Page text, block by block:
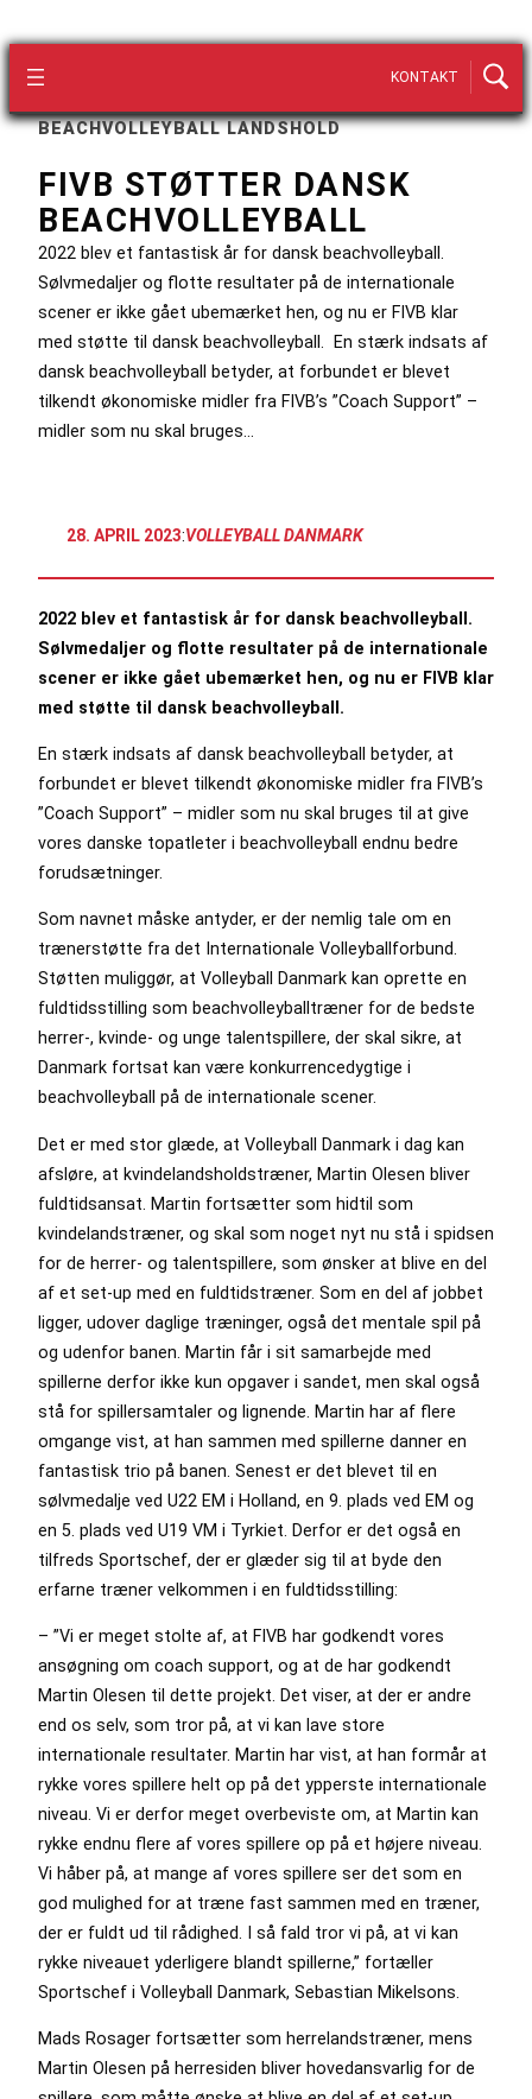
KONTAKT
BEACHVOLLEYBALL LANDSHOLD
FIVB STØTTER DANSK
BEACHVOLLEYBALL
2022 blev et fantastisk år for dansk beachvolleyball.
Sølvmedaljer og flotte resultater på de internationale
scener er ikke gået ubemærket hen, og nu er FIVB klar
med støtte til dansk beachvolleyball. En stærk indsats af
dansk beachvolleyball betyder, at forbundet er blevet
tilkendt økonomiske midler fra FIVB’s ”Coach Support” –
midler som nu skal bruges…
28. APRIL 2023:VOLLEYBALL DANMARK
2022 blev et fantastisk år for dansk beachvolleyball.
Sølvmedaljer og flotte resultater på de internationale
scener er ikke gået ubemærket hen, og nu er FIVB klar
med støtte til dansk beachvolleyball.
En stærk indsats af dansk beachvolleyball betyder, at
forbundet er blevet tilkendt økonomiske midler fra FIVB’s
”Coach Support” – midler som nu skal bruges til at give
vores danske topatleter i beachvolleyball endnu bedre
forudsætninger.
Som navnet måske antyder, er der nemlig tale om en
trænerstøtte fra det Internationale Volleyballforbund.
Støtten muliggør, at Volleyball Danmark kan oprette en
fuldtidsstilling som beachvolleyballtræner for de bedste
herrer-, kvinde- og unge talentspillere, der skal sikre, at
Danmark fortsat kan være konkurrencedygtige i
beachvolleyball på de internationale scener.
Det er med stor glæde, at Volleyball Danmark i dag kan
afsløre, at kvindelandsholdstræner, Martin Olesen bliver
fuldtidsansat. Martin fortsætter som hidtil som
kvindelandstræner, og skal som noget nyt nu stå i spidsen
for de herrer- og talentspillere, som ønsker at blive en del
af et set-up med en fuldtidstræner. Som en del af jobbet
ligger, udover daglige træninger, også det mentale spil på
og udenfor banen. Martin får i sit samarbejde med
spillerne derfor ikke kun opgaver i sandet, men skal også
stå for spillersamtaler og lignende. Martin har af flere
omgange vist, at han sammen med spillerne danner en
fantastisk trio på banen. Senest er det blevet til en
sølvmedalje ved U22 EM i Holland, en 9. plads ved EM og
en 5. plads ved U19 VM i Tyrkiet. Derfor er det også en
tilfreds Sportschef, der er glæder sig til at byde den
erfarne træner velkommen i en fuldtidsstilling:
– ”Vi er meget stolte af, at FIVB har godkendt vores
ansøgning om coach support, og at de har godkendt
Martin Olesen til dette projekt. Det viser, at der er andre
end os selv, som tror på, at vi kan lave store
internationale resultater. Martin har vist, at han formår at
rykke vores spillere helt op på det ypperste internationale
niveau. Vi er derfor meget overbeviste om, at Martin kan
rykke endnu flere af vores spillere op på et højere niveau.
Vi håber på, at mange af vores spillere ser det som en
god mulighed for at træne fast sammen med en træner,
der er fuldt ud til rådighed. I så fald tror vi på, at vi kan
rykke niveauet yderligere blandt spillerne,” fortæller
Sportschef i Volleyball Danmark, Sebastian Mikelsons.
Mads Rosager fortsætter som herrelandstræner, mens
Martin Olesen på herresiden bliver hovedansvarlig for de